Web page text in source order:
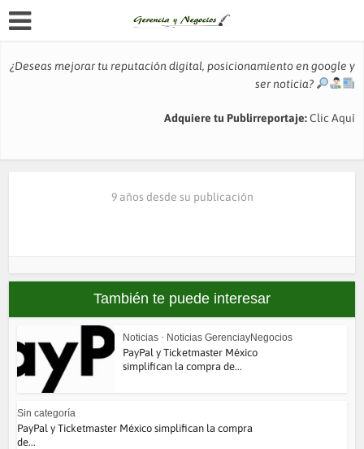
¿Deseas mejorar tu reputación digital, posicionamiento en google y
ser noticia?
Adquiere tu Publirreportaje:Clic Aquí
9 años desde su publicación
También te puede interesar
Noticias • Noticias GerenciayNegocios
PayPal y Ticketmaster México
simplifican la compra de...
Sin categoría
PayPal y Ticketmaster México simplifican la compra
de...